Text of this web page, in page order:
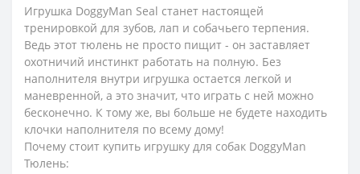
Игрушка DoggyMan Seal станет настоящей
тренировкой для зубов, лап и собачьего терпения.
Ведь этот тюлень не просто пищит - он заставляет
охотничий инстинкт работать на полную. Без
наполнителя внутри игрушка остается легкой и
маневренной, а это значит, что играть с ней можно
бесконечно. К тому же, вы больше не будете находить
клочки наполнителя по всему дому!
Почему стоит купить игрушку для собак DoggyMan
Тюлень: